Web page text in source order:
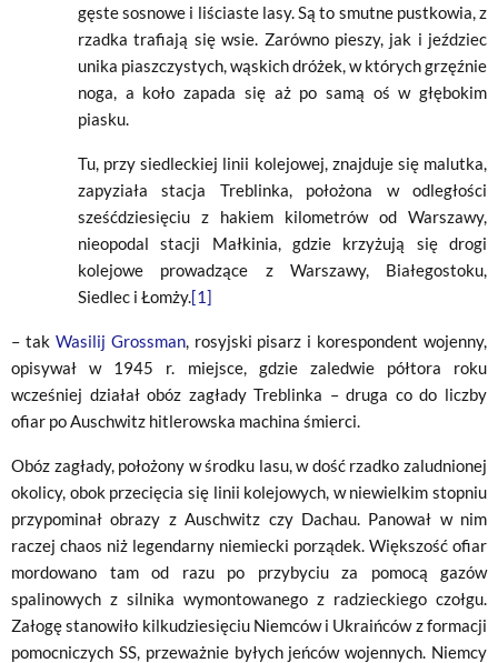
gęste sosnowe i liściaste lasy. Są to smutne pustkowia, z
rzadka trafiają się wsie. Zarówno pieszy, jak i jeździec
unika piaszczystych, wąskich dróżek, w których grzęźnie
noga, a koło zapada się aż po samą oś w głębokim
piasku.
Tu, przy siedleckiej linii kolejowej, znajduje się malutka,
zapyziała stacja Treblinka, położona w odległości
sześćdziesięciu z hakiem kilometrów od Warszawy,
nieopodal stacji Małkinia, gdzie krzyżują się drogi
kolejowe prowadzące z Warszawy, Białegostoku,
Siedlec i Łomży.[1]
– tak Wasilij Grossman, rosyjski pisarz i korespondent wojenny,
opisywał w 1945 r. miejsce, gdzie zaledwie półtora roku
wcześniej działał obóz zagłady Treblinka – druga co do liczby
ofiar po Auschwitz hitlerowska machina śmierci.
Obóz zagłady, położony w środku lasu, w dość rzadko zaludnionej
okolicy, obok przecięcia się linii kolejowych, w niewielkim stopniu
przypominał obrazy z Auschwitz czy Dachau. Panował w nim
raczej chaos niż legendarny niemiecki porządek. Większość ofiar
mordowano tam od razu po przybyciu za pomocą gazów
spalinowych z silnika wymontowanego z radzieckiego czołgu.
Załogę stanowiło kilkudziesięciu Niemców i Ukraińców z formacji
pomocniczych SS, przeważnie byłych jeńców wojennych. Niemcy